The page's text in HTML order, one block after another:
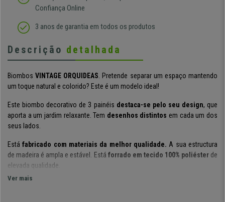
Confiança Online
3 anos de garantia em todos os produtos
Descrição detalhada
BiombosVINTAGE ORQUIDEAS . Pretende separar um espaço mantendo
um toque natural e colorido? Este é um modelo ideal!
Este biombo decorativo de 3 painéis destaca-se pelo seu design, que
aporta a um jardim relaxante. Tem desenhos distintos em cada um dos
seus lados.
Estáfabricado com materiais da melhor qualidade. A sua estructura
de madeira é ampla e estável. Está forrado em tecido 100% poliésterde
elevada qualidade.
Ver mais